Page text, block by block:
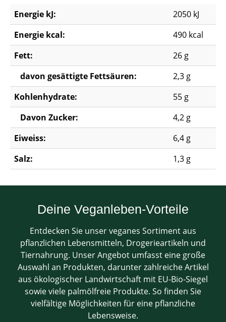
Energie kJ:
2050 kJ
Energie kcal:
490 kcal
Fett:
26 g
davon gesättigte Fettsäuren:
2,3 g
Kohlenhydrate:
55 g
Davon Zucker:
4,2 g
Eiweiss:
6,4 g
Salz:
1,3 g
Deine Veganleben-Vorteile
Entdecken Sie unser veganes Sortiment aus
pflanzlichen Lebensmitteln, Drogerieartikeln und
Tiernahrung. Unser Angebot umfasst eine große
Auswahl an Produkten, darunter zahlreiche Artikel
aus ökologischer Landwirtschaft mit EU-Bio-Siegel
sowie viele palmölfreie Produkte. So finden Sie
vielfältige Möglichkeiten für eine pflanzliche
Lebensweise.